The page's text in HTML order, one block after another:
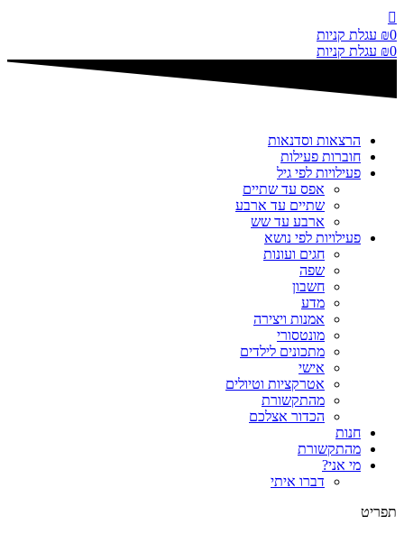
דלג
לתוכן
₪0
עגלת קניות
₪0 עגלת קניות
הרצאות וסדנאות
חוברות פעילות
פעילויות לפי גיל
אפס עד שתיים
שתיים עד ארבע
ארבע עד שש
פעילויות לפי נושא
חגים ועונות
שפה
חשבון
מדע
אמנות ויצירה
מונטסורי
מתכונים לילדים
אישי
אטרקציות וטיולים
מהתקשורת
הכדור אצלכם
חנות
מהתקשורת
מי אני?
דברו איתי
תפריט